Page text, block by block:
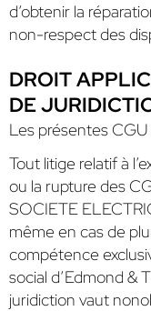
d’obtenir la
non-respect des
DROIT
DE
Les présentes
Tout litige relatif à
ou la rupture des
SOCIETE
même en cas de
compétence
social d’Edmond &
juridiction vaut